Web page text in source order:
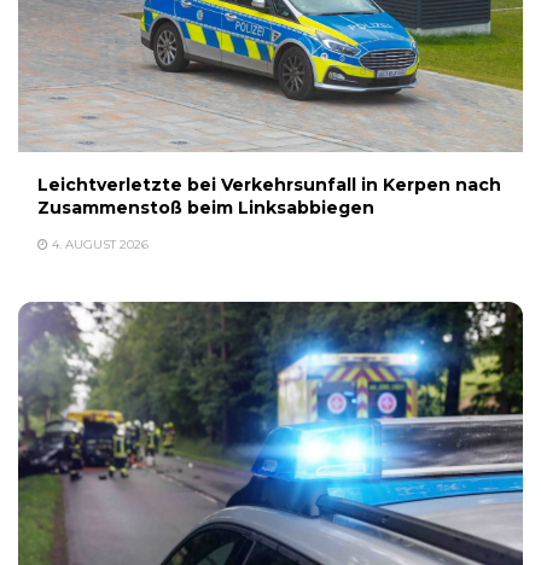
Leichtverletzte bei Verkehrsunfall in Kerpen nach
Zusammenstoß beim Linksabbiegen
4. AUGUST 2026